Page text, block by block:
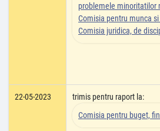
problemele minoritatilor
Comisia pentru munca
Comisia juridica, de
22-05-2023
trimis pentru raport la:
Comisia pentru buget,